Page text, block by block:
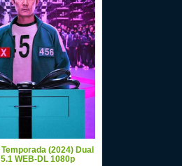
Temporada (2024) Dual
WEB-DL 1080p